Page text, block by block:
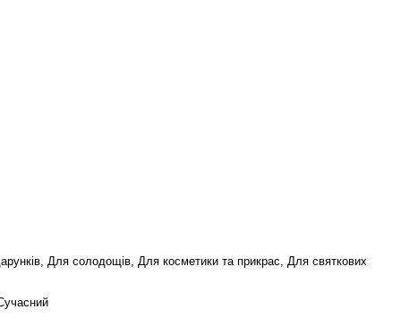
Для солодощів, Для косметики та прикрас, Для святкових